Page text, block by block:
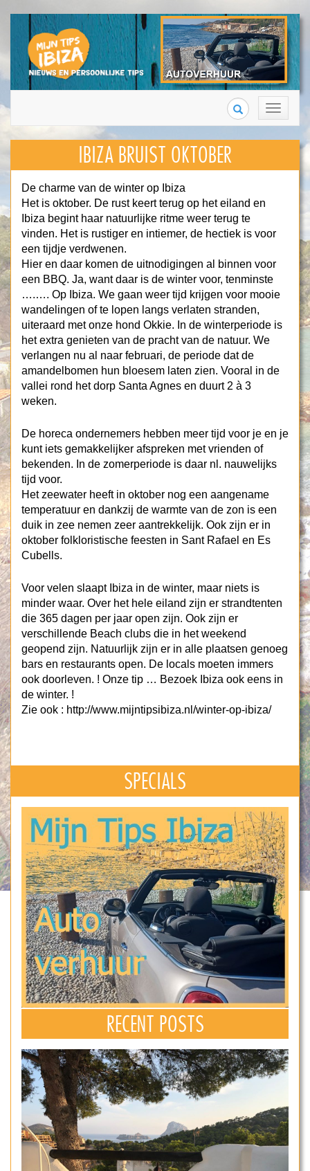
Toggle
navigation
Search
IBIZA BRUIST OKTOBER
De charme van de winter op Ibiza
Het is oktober. De rust keert terug op het eiland en
Ibiza begint haar natuurlijke ritme weer terug te
vinden. Het is rustiger en intiemer, de hectiek is voor
een tijdje verdwenen.
Hier en daar komen de uitnodigingen al binnen voor
een BBQ. Ja, want daar is de winter voor, tenminste
….…. Op Ibiza. We gaan weer tijd krijgen voor mooie
wandelingen of te lopen langs verlaten stranden,
uiteraard met onze hond Okkie. In de winterperiode is
het extra genieten van de pracht van de natuur. We
verlangen nu al naar februari, de periode dat de
amandelbomen hun bloesem laten zien. Vooral in de
vallei rond het dorp Santa Agnes en duurt 2 à 3
weken.
De horeca ondernemers hebben meer tijd voor je en je
kunt iets gemakkelijker afspreken met vrienden of
bekenden. In de zomerperiode is daar nl. nauwelijks
tijd voor.
Het zeewater heeft in oktober nog een aangename
temperatuur en dankzij de warmte van de zon is een
duik in zee nemen zeer aantrekkelijk. Ook zijn er in
oktober folkloristische feesten in Sant Rafael en Es
Cubells.
Voor velen slaapt Ibiza in de winter, maar niets is
minder waar. Over het hele eiland zijn er strandtenten
die 365 dagen per jaar open zijn. Ook zijn er
verschillende Beach clubs die in het weekend
geopend zijn. Natuurlijk zijn er in alle plaatsen genoeg
bars en restaurants open. De locals moeten immers
ook doorleven. ! Onze tip … Bezoek Ibiza ook eens in
de winter. !
Zie ook : http://www.mijntipsibiza.nl/winter-op-ibiza/
SPECIALS
RECENT POSTS